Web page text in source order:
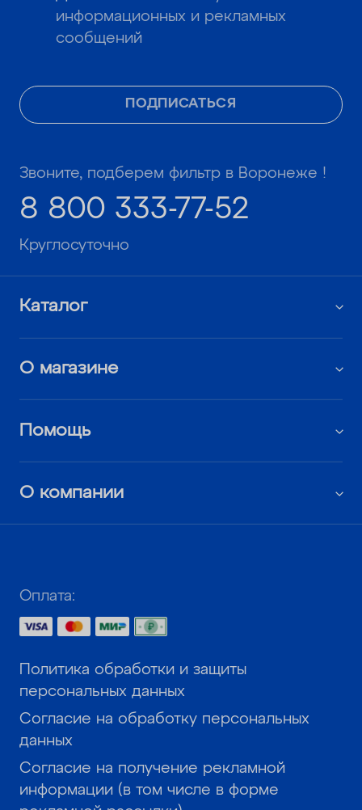
ПОДПИСАТЬСЯ
информационных и рекламных
сообщений
Звоните, подберем фильтр в Воронеже !
8 800 333-77-52
Круглосуточно
Каталог
О магазине
Помощь
О компании
Оплата:
Политика обработки и защиты
персональных данных
Согласие на обработку персональных
данных
Согласие на получение рекламной
информации (в том числе в форме